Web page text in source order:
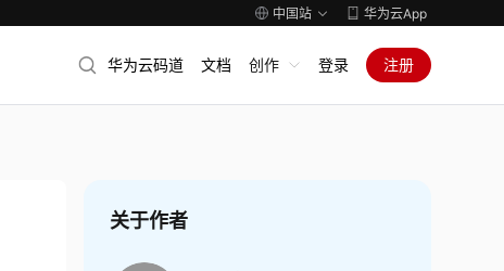
中国站 华为云App
华为云码道 文档 创作 登录 注册
关于作者